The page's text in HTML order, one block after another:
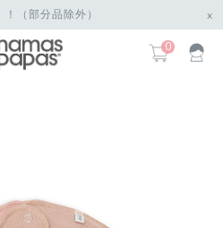
（部分品除外） x
0